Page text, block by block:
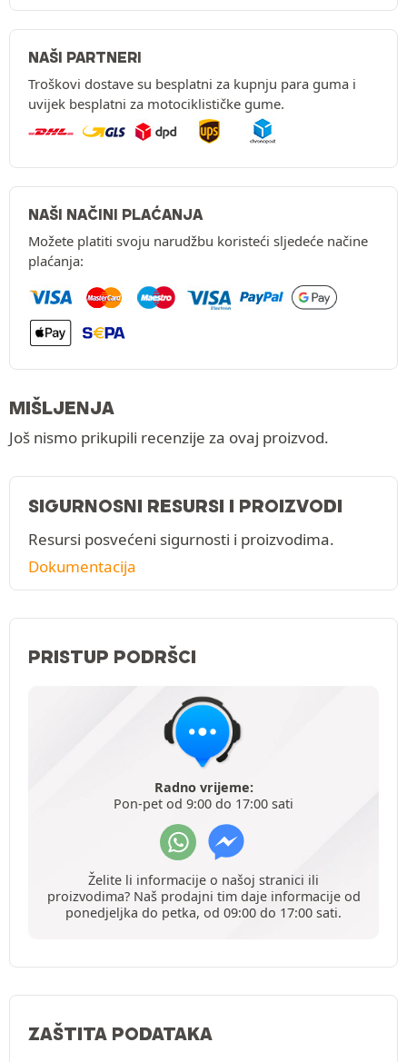
NAŠI PARTNERI
Troškovi dostave su besplatni za kupnju para guma i
uvijek besplatni za motociklističke gume.
NAŠI NAČINI PLAĆANJA
Možete platiti svoju narudžbu koristeći sljedeće načine
plaćanja:
MIŠLJENJA
Još nismo prikupili recenzije za ovaj proizvod.
SIGURNOSNI RESURSI I PROIZVODI
Resursi posvećeni sigurnosti i proizvodima.
Dokumentacija
PRISTUP PODRŠCI
Radno vrijeme:
Pon-pet od 9:00 do 17:00 sati
Želite li informacije o našoj stranici ili
proizvodima? Naš prodajni tim daje informacije od
ponedjeljka do petka, od 09:00 do 17:00 sati.
ZAŠTITA PODATAKA